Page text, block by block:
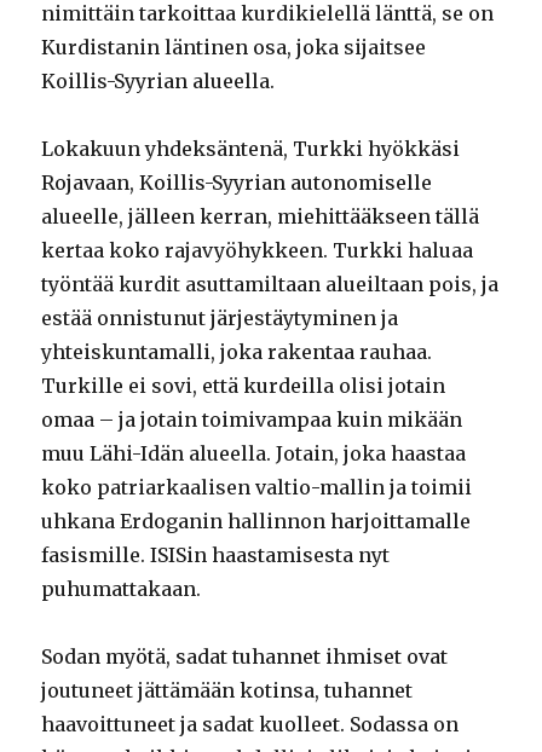
nimittäin tarkoittaa kurdikielellä länttä, se on
Kurdistanin läntinen osa, joka sijaitsee
Koillis-Syyrian alueella.
Lokakuun yhdeksäntenä, Turkki hyökkäsi
Rojavaan, Koillis-Syyrian autonomiselle
alueelle, jälleen kerran, miehittääkseen tällä
kertaa koko rajavyöhykkeen. Turkki haluaa
työntää kurdit asuttamiltaan alueiltaan pois, ja
estää onnistunut järjestäytyminen ja
yhteiskuntamalli, joka rakentaa rauhaa.
Turkille ei sovi, että kurdeilla olisi jotain
omaa – ja jotain toimivampaa kuin mikään
muu Lähi-Idän alueella. Jotain, joka haastaa
koko patriarkaalisen valtio-mallin ja toimii
uhkana Erdoganin hallinnon harjoittamalle
fasismille. ISISin haastamisesta nyt
puhumattakaan.
Sodan myötä, sadat tuhannet ihmiset ovat
joutuneet jättämään kotinsa, tuhannet
haavoittuneet ja sadat kuolleet. Sodassa on